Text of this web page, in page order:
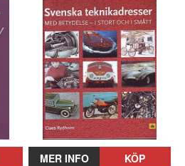
MER INFO KÖP